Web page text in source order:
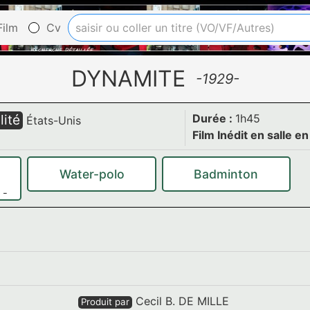
Cv
DYNAMITE -1929-
États-Unis Durée : 1h45
Film Inédit en salle
-
Water-polo Badminton
Produit par Cecil B. DE MILLE